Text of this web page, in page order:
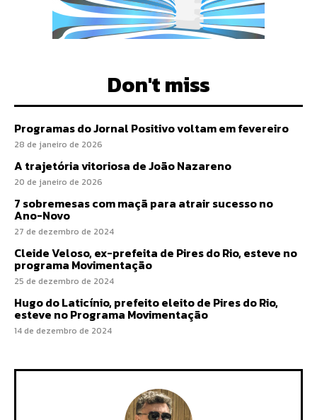
Don't miss
Programas do Jornal Positivo voltam em fevereiro
28 de janeiro de 2026
A trajetória vitoriosa de João Nazareno
20 de janeiro de 2026
7 sobremesas com maçã para atrair sucesso no
Ano-Novo
27 de dezembro de 2024
Cleide Veloso, ex-prefeita de Pires do Rio, esteve no
programa Movimentação
25 de dezembro de 2024
Hugo do Laticínio, prefeito eleito de Pires do Rio,
esteve no Programa Movimentação
14 de dezembro de 2024